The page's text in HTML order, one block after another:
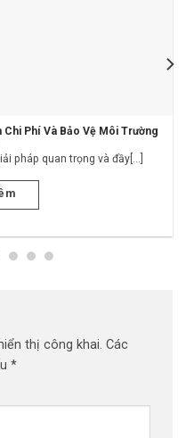
Chi Phí Và Bảo Vệ Môi Trường
pháp quan trọng và đầy[...]
thị công khai. Các
*